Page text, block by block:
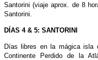
Santorini (viaje aprox. de 8
Santorini.
DÍAS 4 & 5: SANTORINI
Días libres en la mágica isla
Continente Perdido de la